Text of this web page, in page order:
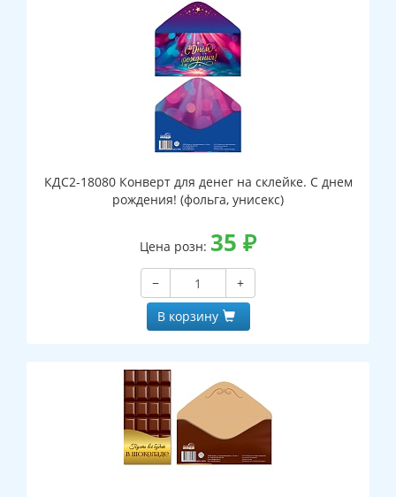
КДС2-18080 Конверт для денег на склейке. С днем
рождения! (фольга, унисекс)
Цена розн: 35 ₽
−
+
В корзину